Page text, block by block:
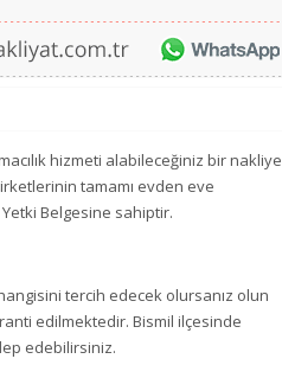
hizmeti alabileceğiniz bir nakliye
tamamı evden eve
Yetki Belgesine sahiptir.
tercih edecek olursanız olun
edilmektedir. Bismil ilçesinde
edebilirsiniz.